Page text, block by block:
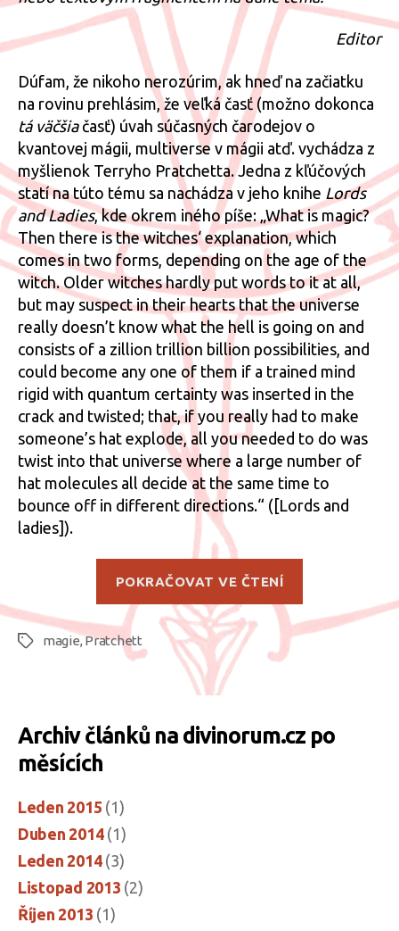
Editor
Dúfam, že nikoho nerozúrim, ak hneď na začiatku
na rovinu prehlásim, že veľká časť (možno dokonca
tá väčšiačasť) úvah súčasných čarodejov o
kvantovej mágii, multiverse v mágii atď. vychádza z
myšlienok Terryho Pratchetta. Jedna z kľúčových
statí na túto tému sa nachádza v jeho knihe Lords
and Ladies, kde okrem iného píše: „What is magic?
Then there is the witches‘ explanation, which
comes in two forms, depending on the age of the
witch. Older witches hardly put words to it at all,
but may suspect in their hearts that the universe
really doesn’t know what the hell is going on and
consists of a zillion trillion billion possibilities, and
could become any one of them if a trained mind
rigid with quantum certainty was inserted in the
crack and twisted; that, if you really had to make
someone’s hat explode, all you needed to do was
twist into that universe where a large number of
hat molecules all decide at the same time to
bounce off in different directions.“ ([Lords and
ladies]).
POKRAČOVAT VE ČTENÍ
magickej
Štítkymagie,Pratchett
Archiv článků na divinorum.cz po
měsících
Leden 2015 (1)
Duben 2014(1)
Leden 2014(3)
Listopad 2013 (2)
Říjen 2013 (1)